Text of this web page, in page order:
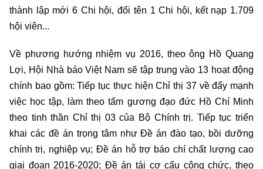
thành lập mới 6 Chi hội, đổi tên 1 Chi hội, kết nạp 1.709
hội viên...
Về phương hướng nhiệm vụ 2016, theo ông Hồ Quang
Lợi, Hội Nhà báo Việt Nam sẽ tập trung vào 13 hoạt động
chính bao gồm: Tiếp tục thực hiện Chỉ thị 37 về đẩy mạnh
việc học tập, làm theo tấm gương đạo đức Hồ Chí Minh
theo tinh thần Chỉ thị 03 của Bộ Chính trị. Tiếp tục triển
khai các đề án trọng tâm như Đề án đào tạo, bồi dưỡng
chính trị, nghiệp vụ; Đề án hỗ trợ báo chí chất lượng cao
giai đoạn 2016-2020; Đề án tái cơ cấu công chức, theo